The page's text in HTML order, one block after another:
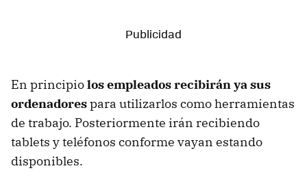
En principiolos empleados recibirán ya sus
ordenadorespara utilizarlos como herramientas
de trabajo. Posteriormente irán recibiendo
tablets y teléfonos conforme vayan estando
disponibles.